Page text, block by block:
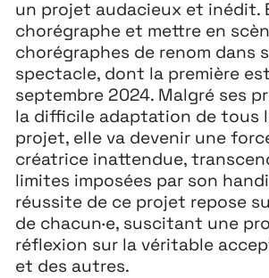
Extensions26
26 JUILLET ↘ 5 SEPTEMBRE
Playground26
3 ↘ 29 NOVEMBRE
Festival26
11 MAI ↘ 13 JUIN
un projet audacieux et inédit.
chorégraphe et mettre en
chorégraphes de renom dans
spectacle, dont la première
septembre 2024. Malgré ses
la difficile adaptation de tous
projet, elle va devenir une
créatrice inattendue,
limites imposées par son
réussite de ce projet repose
de chacun·e, suscitant une
réflexion sur la véritable
et des autres.